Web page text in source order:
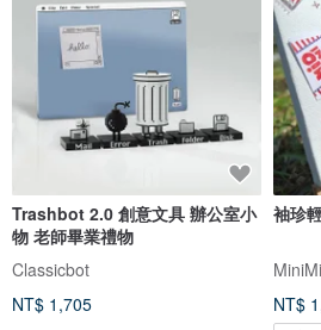
Trashbot 2.0 創意文具 辦公室小
物 老師畢業禮物
Classicbot
NT$ 1,705
袖珍
NT$